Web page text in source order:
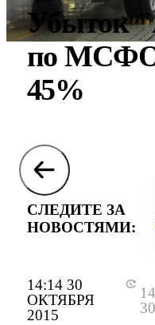
14:14 30
ОКТЯБРЯ
2015
Убыток
по МСФО
45%
СЛЕДИТЕ ЗА
НОВОСТЯМИ: